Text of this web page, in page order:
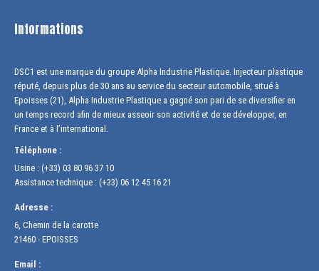
Informations
DSC1 est une marque du groupe Alpha Industrie Plastique. Injecteur plastique
réputé, depuis plus de 30 ans au service du secteur automobile, situé à
Epoisses (21), Alpha Industrie Plastique a gagné son pari de se diversifier en
un temps record afin de mieux asseoir son activité et de se développer, en
France et à l’international.
Téléphone :
Usine : (+33) 03 80 96 37 10
Assistance technique : (+33) 06 12 45 16 21
Adresse :
6, Chemin de la carotte
21460 - EPOISSES
Email :